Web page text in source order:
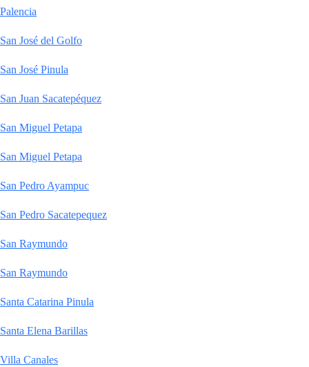
Palencia
San José del Golfo
San José Pinula
San Juan Sacatepéquez
San Miguel Petapa
San Miguel Petapa
San Pedro Ayampuc
San Pedro Sacatepequez
San Raymundo
San Raymundo
Santa Catarina Pinula
Santa Elena Barillas
Villa Canales